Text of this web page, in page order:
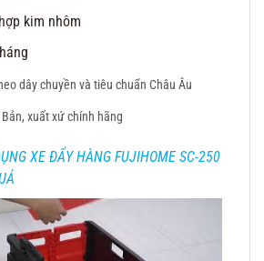
kim nhôm
dây chuyền và tiêu chuẩn Châu Âu
xuất xứ chính hãng
XE ĐẨY HÀNG FUJIHOME SC-250